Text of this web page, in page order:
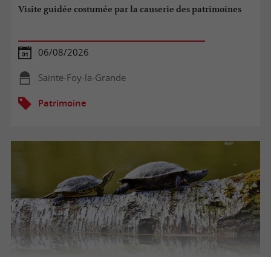
Visite guidée costumée par la causerie des patrimoines
06/08/2026
Sainte-Foy-la-Grande
Patrimoine